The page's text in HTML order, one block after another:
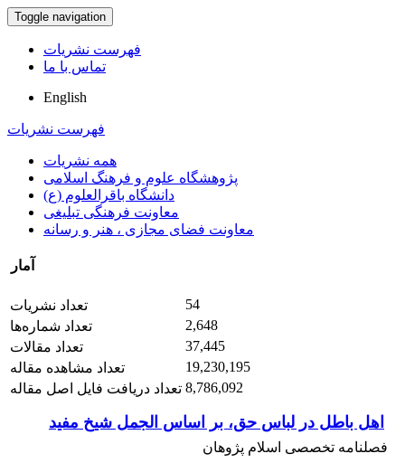
Toggle navigation
فهرست نشریات
تماس با ما
English
فهرست نشریات
همه نشریات
پژوهشگاه علوم و فرهنگ اسلامی
دانشگاه باقرالعلوم (ع)
معاونت فرهنگی تبلیغی
معاونت فضای مجازی ، هنر و رسانه
آمار
تعداد نشریات
54
تعداد شماره‌ها
2,648
تعداد مقالات
37,445
تعداد مشاهده مقاله
19,230,195
تعداد دریافت فایل اصل مقاله 8,786,092
اهل باطل در لباس حق، بر اساس الجمل شیخ مفید
فصلنامه تخصصی اسلام پژوهان